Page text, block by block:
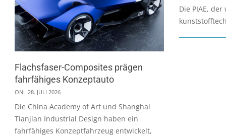
Flachsfaser-Composites prägen
fahrfähiges Konzeptauto
2026-
07-
28
ON: 28. JULI 2026
Die China Academy of Art und Shanghai
Tianjian Industrial Design haben ein
fahrfähiges Konzeptfahrzeug entwickelt,
03-
03
Die PIAE,